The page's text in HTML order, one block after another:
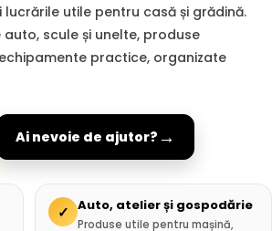
utile pentru casă și grădină.
scule și unelte, produse
practice, organizate
Ai nevoie de ajutor? →
✓ Auto, atelier și gospodărie
Produse utile pentru mașină,